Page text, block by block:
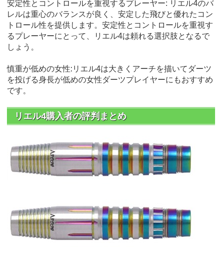
安定性とコントロールを重視するプレーヤー: リエル4のバ
レルは重心のバランスが良く、安定した飛びと優れたコン
トロール性を提供します。安定性とコントロールを重視す
るプレーヤーにとって、リエル4は頼れる選択肢となるで
しょう。
慎重が低めの女性:リエル4は大きくアーチを描いてダーツ
を投げる身長が低めの女性ダーツプレイヤーにもおすすめ
です。
リエル4購入者の評判まとめ